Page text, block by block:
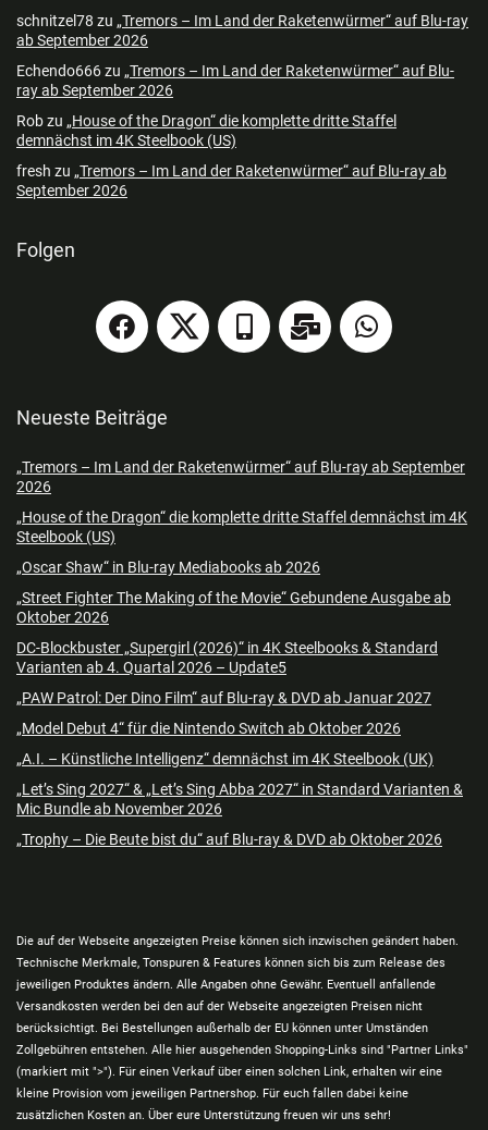
schnitzel78 zu „Tremors – Im Land der Raketenwürmer“ auf Blu-ray
ab September 2026
Echendo666zu „Tremors – Im Land der Raketenwürmer“ auf Blu-
ray ab September 2026
Robzu „House of the Dragon“ die komplette dritte Staffel
demnächst im 4K Steelbook (US)
fresh zu „Tremors – Im Land der Raketenwürmer“ auf Blu-ray ab
September 2026
Folgen
Neueste Beiträge
„Tremors – Im Land der Raketenwürmer“ auf Blu-ray ab September
2026
„House of the Dragon“ die komplette dritte Staffel demnächst im 4K
Steelbook (US)
„Oscar Shaw“ in Blu-ray Mediabooks ab 2026
„Street Fighter The Making of the Movie“ Gebundene Ausgabe ab
Oktober 2026
DC-Blockbuster „Supergirl (2026)“ in 4K Steelbooks & Standard
Varianten ab 4. Quartal 2026 – Update5
„PAW Patrol: Der Dino Film“ auf Blu-ray & DVD ab Januar 2027
„Model Debut 4“ für die Nintendo Switch ab Oktober 2026
„A.I. – Künstliche Intelligenz“ demnächst im 4K Steelbook (UK)
„Let’s Sing 2027“ & „Let’s Sing Abba 2027“ in Standard Varianten &
Mic Bundle ab November 2026
„Trophy – Die Beute bist du“ auf Blu-ray & DVD ab Oktober 2026
Die auf der Webseite angezeigten Preise können sich inzwischen geändert haben.
Technische Merkmale, Tonspuren & Features können sich bis zum Release des
jeweiligen Produktes ändern. Alle Angaben ohne Gewähr. Eventuell anfallende
Versandkosten werden bei den auf der Webseite angezeigten Preisen nicht
berücksichtigt. Bei Bestellungen außerhalb der EU können unter Umständen
Zollgebühren entstehen. Alle hier ausgehenden Shopping-Links sind "Partner Links"
(markiert mit ">"). Für einen Verkauf über einen solchen Link, erhalten wir eine
kleine Provision vom jeweiligen Partnershop. Für euch fallen dabei keine
zusätzlichen Kosten an. Über eure Unterstützung freuen wir uns sehr!